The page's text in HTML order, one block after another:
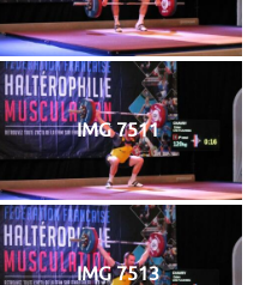
IMG 7511
IMG 7513